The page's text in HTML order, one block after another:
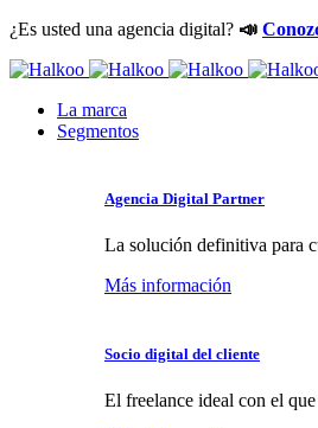
¿Es usted una agencia digital? 📣
La marca
Segmentos
Agencia Digital Partner
La solución definitiva para
Más información
Socio digital del cliente
El freelance ideal con el